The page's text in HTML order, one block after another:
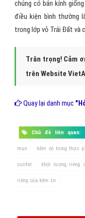
chúng có bán kính
điều kiện bình thường
trong lớp vỏ Trái Đất và
Trân trọng! Cảm
trên Website
Quay lại danh mục
Chủ đề liên quan:
mụn kẽm có trong thực
sunfat khối lượng riêng
riêng của kẽm zn